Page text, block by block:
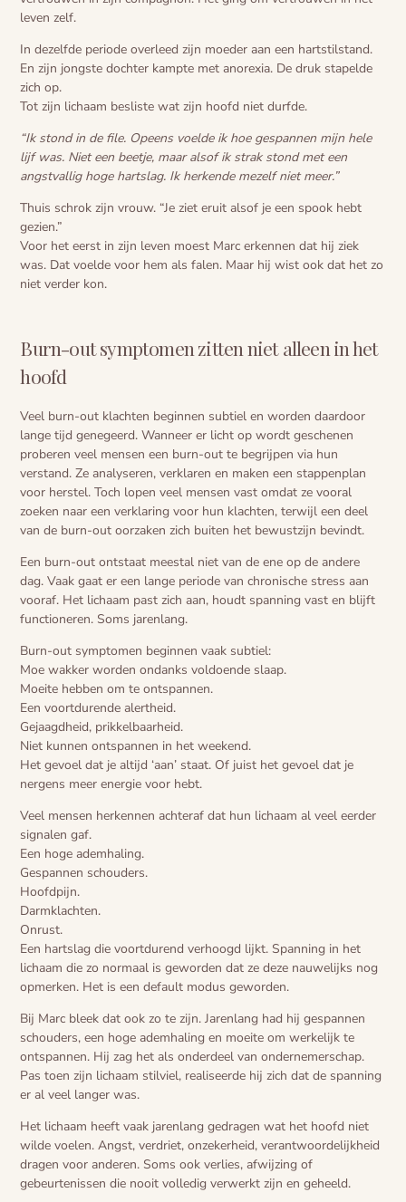
leven zelf.
In dezelfde periode overleed zijn moeder aan een hartstilstand.
En zijn jongste dochter kampte met anorexia. De druk stapelde
zich op.
Tot zijn lichaam besliste wat zijn hoofd niet durfde.
“Ik stond in de file. Opeens voelde ik hoe gespannen mijn hele
lijf was. Niet een beetje, maar alsof ik strak stond met een
angstvallig hoge hartslag. Ik herkende mezelf niet meer.”
Thuis schrok zijn vrouw. “Je ziet eruit alsof je een spook hebt
gezien.”
Voor het eerst in zijn leven moest Marc erkennen dat hij ziek
was. Dat voelde voor hem als falen. Maar hij wist ook dat het zo
niet verder kon.
Burn-out symptomen zitten niet alleen in het
hoofd
Veel burn-out klachten beginnen subtiel en worden daardoor
lange tijd genegeerd. Wanneer er licht op wordt geschenen
proberen veel mensen een burn-out te begrijpen via hun
verstand. Ze analyseren, verklaren en maken een stappenplan
voor herstel. Toch lopen veel mensen vast omdat ze vooral
zoeken naar een verklaring voor hun klachten, terwijl een deel
van de burn-out oorzaken zich buiten het bewustzijn bevindt.
Een burn-out ontstaat meestal niet van de ene op de andere
dag. Vaak gaat er een lange periode van chronische stress aan
vooraf. Het lichaam past zich aan, houdt spanning vast en blijft
functioneren. Soms jarenlang.
Burn-out symptomen beginnen vaak subtiel:
Moe wakker worden ondanks voldoende slaap.
Moeite hebben om te ontspannen.
Een voortdurende alertheid.
Gejaagdheid, prikkelbaarheid.
Niet kunnen ontspannen in het weekend.
Het gevoel dat je altijd ‘aan’ staat. Of juist het gevoel dat je
nergens meer energie voor hebt.
Veel mensen herkennen achteraf dat hun lichaam al veel eerder
signalen gaf.
Een hoge ademhaling.
Gespannen schouders.
Hoofdpijn.
Darmklachten.
Onrust.
Een hartslag die voortdurend verhoogd lijkt. Spanning in het
lichaam die zo normaal is geworden dat ze deze nauwelijks nog
opmerken. Het is een default modus geworden.
Bij Marc bleek dat ook zo te zijn. Jarenlang had hij gespannen
schouders, een hoge ademhaling en moeite om werkelijk te
ontspannen. Hij zag het als onderdeel van ondernemerschap.
Pas toen zijn lichaam stilviel, realiseerde hij zich dat de spanning
er al veel langer was.
Het lichaam heeft vaak jarenlang gedragen wat het hoofd niet
wilde voelen. Angst, verdriet, onzekerheid, verantwoordelijkheid
dragen voor anderen. Soms ook verlies, afwijzing of
gebeurtenissen die nooit volledig verwerkt zijn en geheeld.